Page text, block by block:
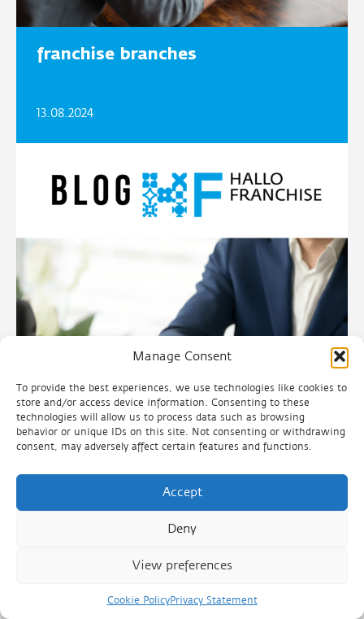
Manage Consent
To provide the best experiences, we use technologies like cookies to
store and/or access device information. Consenting to these
technologies will allow us to process data such as browsing
behavior or unique IDs on this site. Not consenting or withdrawing
consent, may adversely affect certain features and functions.
Accept
Deny
View preferences
Cookie PolicyPrivacy Statement
franchise branches
13.08.2024
Franchiserelatie; een ‘life-time